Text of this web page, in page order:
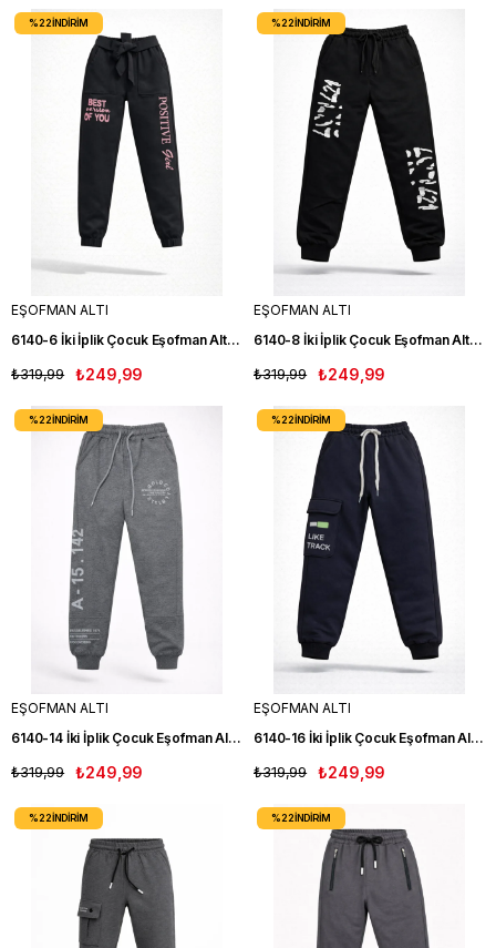
EŞOFMAN ALTI
6140-6 İki İplik Çocuk Eşofman Altı SİYAH
₺249,99
₺319,99
%22İNDIRIM
EŞOFMAN ALTI
6140-8 İki İplik Çocuk Eşofman Altı SİYAH
₺249,99
₺319,99
%22İNDIRIM
EŞOFMAN ALTI
6140-14 İki İplik Çocuk Eşofman Altı FM
₺249,99
₺319,99
%22İNDIRIM
EŞOFMAN ALTI
6140-16 İki İplik Çocuk Eşofman Altı LACIVERT
₺249,99
₺319,99
%22İNDIRIM
%22İNDIRIM %22İNDIRIM